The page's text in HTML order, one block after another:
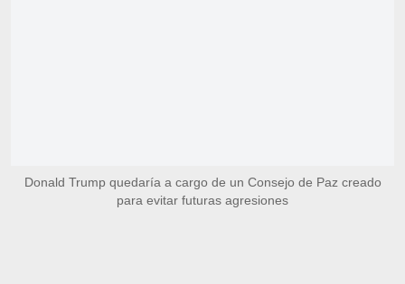
Donald Trump quedaría a cargo de un Consejo de Paz creado
para evitar futuras agresiones